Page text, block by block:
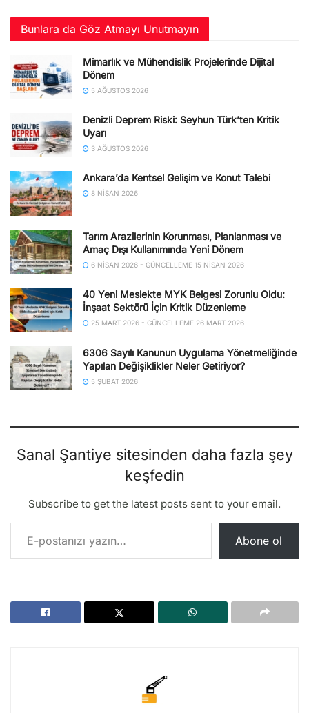
Bunlara da Göz Atmayı Unutmayın
Mimarlık ve Mühendislik Projelerinde Dijital
Dönem
5 AĞUSTOS 2026
Denizli Deprem Riski: Seyhun Türk’ten Kritik
Uyarı
3 AĞUSTOS 2026
Ankara’da Kentsel Gelişim ve Konut Talebi
8 NISAN 2026
Tarım Arazilerinin Korunması, Planlanması ve
Amaç Dışı Kullanımında Yeni Dönem
6 NISAN 2026 - GÜNCELLEME 15 NISAN 2026
40 Yeni Meslekte MYK Belgesi Zorunlu Oldu:
İnşaat Sektörü İçin Kritik Düzenleme
25 MART 2026 - GÜNCELLEME 26 MART 2026
6306 Sayılı Kanunun Uygulama Yönetmeliğinde
Yapılan Değişiklikler Neler Getiriyor?
5 ŞUBAT 2026
Sanal Şantiye sitesinden daha fazla şey
keşfedin
Subscribe to get the latest posts sent to your email.
E-postanızı yazın…
Abone ol